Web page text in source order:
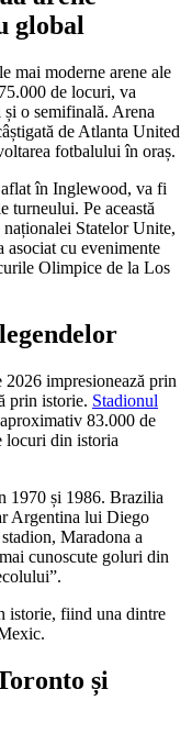
global
mai moderne arene ale
de locuri, va
o semifinală. Arena
de Atlanta United
fotbalului în oraș.
în Inglewood, va fi
turneului. Pe această
Statelor Unite,
asociat cu evenimente
Olimpice de la Los
impresionează prin
prin istorie. Stadionul
83.000 de
locuri din istoria
1970 și 1986. Brazilia
Argentina lui Diego
Maradona a
cunoscute goluri din
istorie, fiind una dintre
și